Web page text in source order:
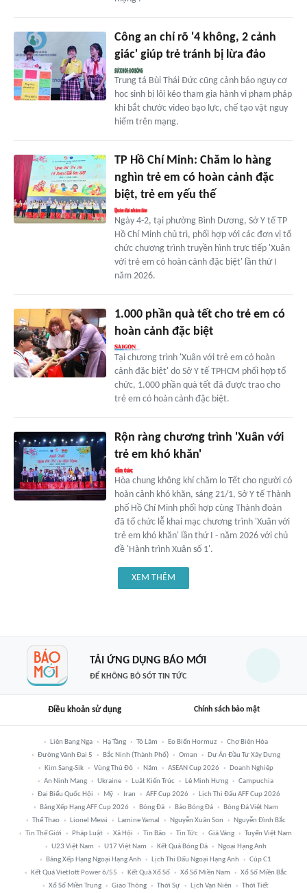
Công an chỉ rõ '4 không, 2 cảnh
giác' giúp trẻ tránh bị lừa đảo
Trung tá Bùi Thái Đức cũng cảnh báo nguy cơ
học sinh bị lôi kéo tham gia hành vi phạm pháp
khi bắt chước video bạo lực, chế tạo vật nguy
hiểm trên mạng.
TP Hồ Chí Minh: Chăm lo hàng
nghìn trẻ em có hoàn cảnh đặc
biệt, trẻ em yếu thế
Ngày 4-2, tại phường Bình Dương, Sở Y tế TP
Hồ Chí Minh chủ trì, phối hợp với các đơn vị tổ
chức chương trình truyền hình trực tiếp 'Xuân
với trẻ em có hoàn cảnh đặc biệt' lần thứ I
năm 2026.
1.000 phần quà tết cho trẻ em có
hoàn cảnh đặc biệt
Tại chương trình 'Xuân với trẻ em có hoàn
cảnh đặc biệt' do Sở Y tế TPHCM phối hợp tổ
chức, 1.000 phần quà tết đã được trao cho
trẻ em có hoàn cảnh đặc biệt.
Rộn ràng chương trình 'Xuân với
trẻ em khó khăn'
Hòa chung không khí chăm lo Tết cho người có
hoàn cảnh khó khăn, sáng 21/1, Sở Y tế Thành
phố Hồ Chí Minh phối hợp cùng Thành đoàn
đã tổ chức lễ khai mạc chương trình 'Xuân với
trẻ em khó khăn' lần thứ I - năm 2026 với chủ
đề 'Hành trình Xuân số 1'.
XEM THÊM
TẢI ỨNG DỤNG BÁO MỚI
ĐỂ KHÔNG BỎ SÓT TIN TỨC
Điều khoản sử dụng Chính sách bảo mật
Liên Bang Nga Hạ Tầng Tô Lâm Eo Biển Hormuz
Chợ Biên Hòa
Đường Vành Đai 5
Bắc Ninh (thành Phố) Oman
Dự Án Đầu Tư Xây Dựng
Kim Sang-Sik
Vùng Thủ Đô Năm ASEAN Cup 2026
Doanh Nghiệp
An Ninh Mạng
Ukraine Luật Kiến Trúc Lê Minh Hưng
Campuchia
Đại Biểu Quốc Hội
Mỹ Iran AFF Cup 2026
Lịch Thi Đấu AFF Cup 2026
Bảng Xếp Hạng AFF Cup 2026
Bóng Đá Báo Bóng Đá
Bóng Đá Việt Nam
Thể Thao
Lionel Messi Lamine Yamal Nguyễn Xuân Son
Nguyễn Đình Bắc
Tin Thế Giới
Pháp Luật Xã Hội Tin Bão Tin Tức Giá Vàng
Tuyển Việt Nam
U23 Việt Nam
U17 Việt Nam Kết Quả Bóng Đá
Ngoại Hạng Anh
Bảng Xếp Hạng Ngoại Hạng Anh
Lịch Thi Đấu Ngoại Hạng Anh
Cúp C1
Kết Quả Vietlott Power 6/55
Kết Quả Xổ Số Xổ Số Miền Nam
Xổ Số Miền Bắc
Xổ Số Miền Trung
Giao Thông Thời Sự Lịch Vạn Niên Thời Tiết